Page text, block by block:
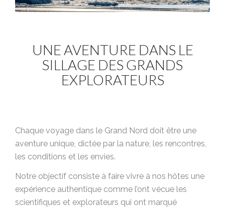
UNE AVENTURE DANS LE
SILLAGE DES GRANDS
EXPLORATEURS
Chaque voyage dans le Grand Nord doit être une
aventure unique, dictée par la nature, les rencontres,
les conditions et les envies.
Notre objectif consiste à faire vivre à nos hôtes une
expérience authentique comme l’ont vécue les
scientifiques et explorateurs qui ont marqué